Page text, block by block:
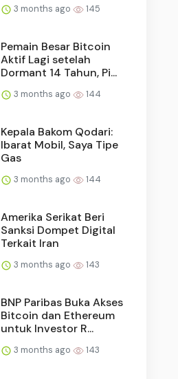
3 months ago 145
Pemain Besar Bitcoin
Aktif Lagi setelah
Dormant 14 Tahun, Pi...
3 months ago 144
Kepala Bakom Qodari:
Ibarat Mobil, Saya Tipe
Gas
3 months ago 144
Amerika Serikat Beri
Sanksi Dompet Digital
Terkait Iran
3 months ago 143
BNP Paribas Buka Akses
Bitcoin dan Ethereum
untuk Investor R...
3 months ago 143